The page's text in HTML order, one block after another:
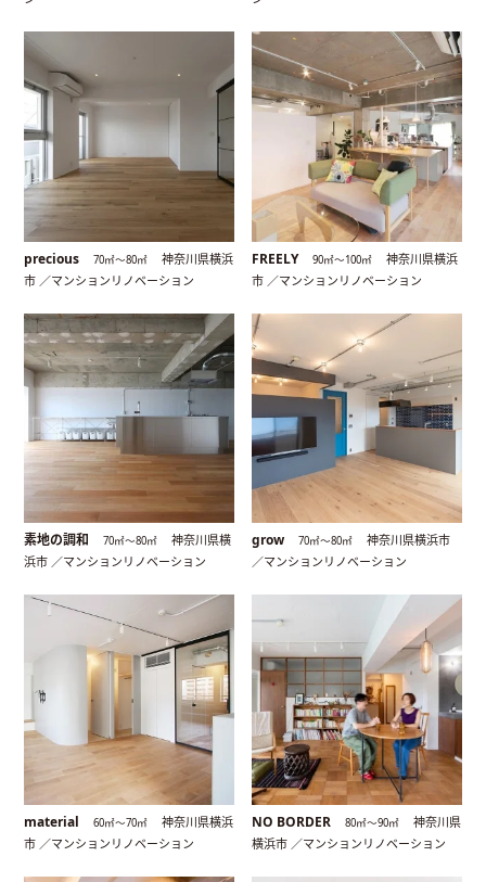
precious 70㎡〜80㎡
神奈川県横浜
市 ／マンションリノベーション
FREELY 90㎡〜100㎡
神奈川県横浜
市 ／マンションリノベーション
素地の調和 70㎡〜80㎡
神奈川県横
浜市 ／マンションリノベーション
grow 70㎡〜80㎡
神奈川県横浜市
／マンションリノベーション
material 60㎡〜70㎡
神奈川県横浜
市 ／マンションリノベーション
NO BORDER 80㎡〜90㎡
神奈川県
横浜市 ／マンションリノベーション